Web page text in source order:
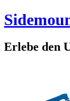
Erlebe den